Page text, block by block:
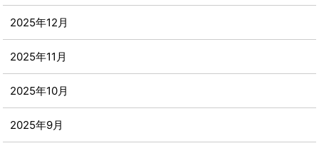
2025年12月
2025年11月
2025年10月
2025年9月